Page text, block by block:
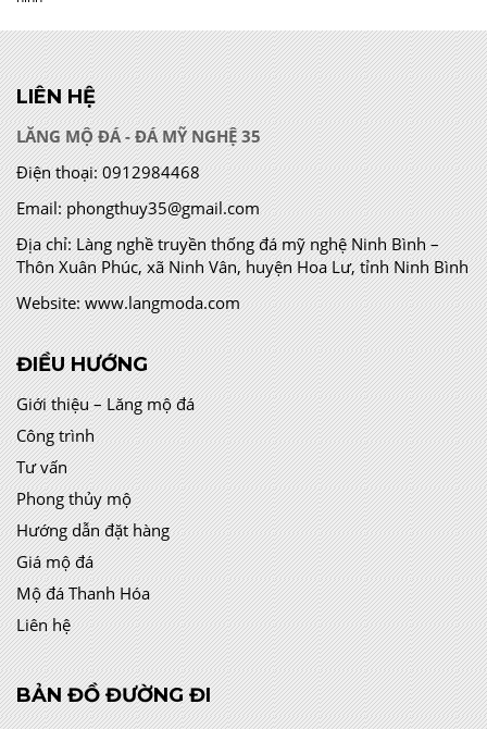
LIÊN HỆ
LĂNG MỘ ĐÁ - ĐÁ MỸ NGHỆ 35
Điện thoại: 0912984468
Email: phongthuy35@gmail.com
Địa chỉ:Làng nghề truyền thống đá mỹ nghệ Ninh Bình –
Thôn Xuân Phúc, xã Ninh Vân, huyện Hoa Lư, tỉnh Ninh Bình
Website: www.langmoda.com
ĐIỀU HƯỚNG
Giới thiệu – Lăng mộ đá
Công trình
Tư vấn
Phong thủy mộ
Hướng dẫn đặt hàng
Giá mộ đá
Mộ đá Thanh Hóa
Liên hệ
BẢN ĐỒ ĐƯỜNG ĐI